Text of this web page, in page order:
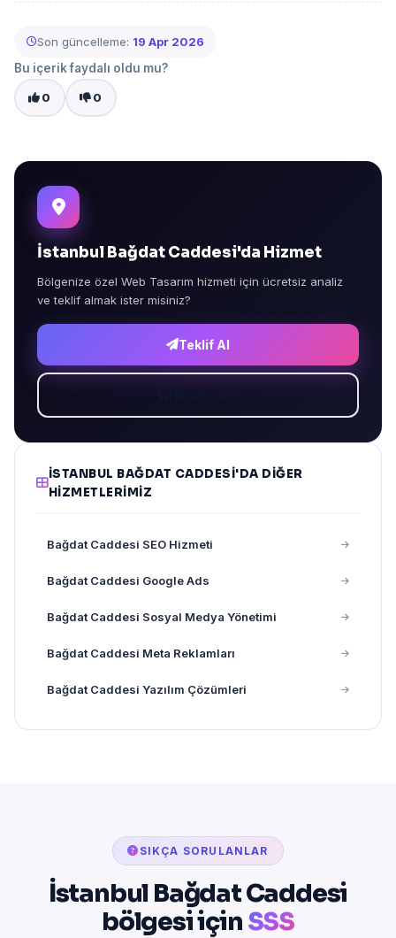
Son güncelleme: 19 Apr 2026
Bu içerik faydalı oldu mu?
0 0
İstanbul Bağdat Caddesi'da Hizmet
Bölgenize özel Web Tasarım hizmeti için ücretsiz analiz
ve teklif almak ister misiniz?
Teklif Al
İSTANBUL BAĞDAT CADDESI'DA DIĞER
HIZMETLERIMIZ
Bağdat Caddesi SEO Hizmeti
Bağdat Caddesi Google Ads
Bağdat Caddesi Sosyal Medya Yönetimi
Bağdat Caddesi Meta Reklamları
Bağdat Caddesi Yazılım Çözümleri
SIKÇA SORULANLAR
İstanbul Bağdat Caddesi
bölgesi için SSS